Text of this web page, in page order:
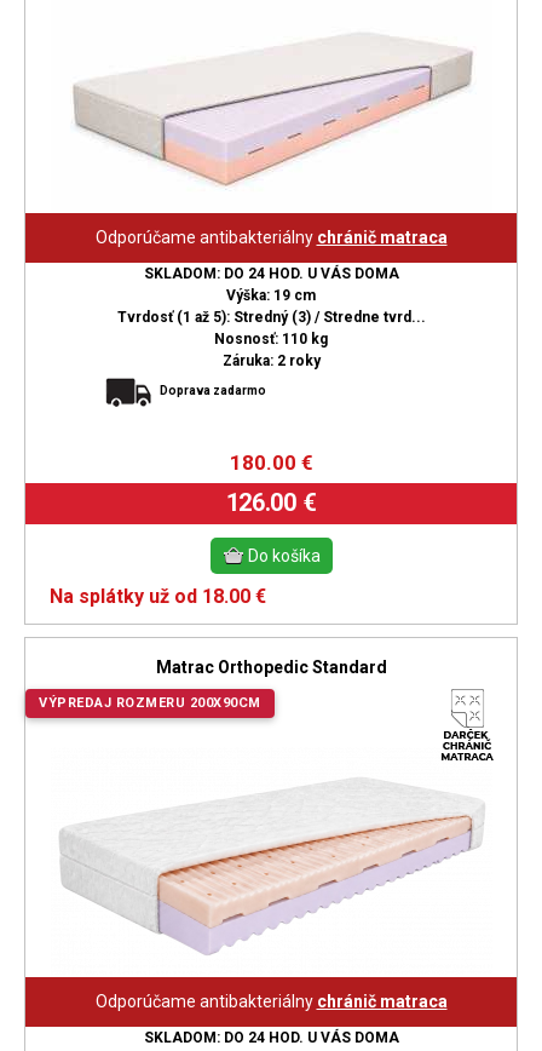
Odporúčame antibakteriálny chránič matraca
SKLADOM: DO 24 HOD. U VÁS DOMA
Výška: 19 cm
Tvrdosť (1 až 5): Stredný (3) / Stredne tvrd...
Nosnosť: 110 kg
Záruka: 2 roky
Doprava zadarmo
180.00 €
126.00 €
Na splátky už od 18.00 €
Matrac Orthopedic Standard
VÝPREDAJ ROZMERU 200X90CM
Odporúčame antibakteriálny chránič matraca
SKLADOM: DO 24 HOD. U VÁS DOMA